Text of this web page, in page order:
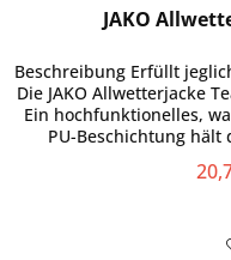
JAKO
Beschreibung Erfüllt
Die JAKO Allwetterjacke
Ein hochfunktionelles,
PU-Beschichtung